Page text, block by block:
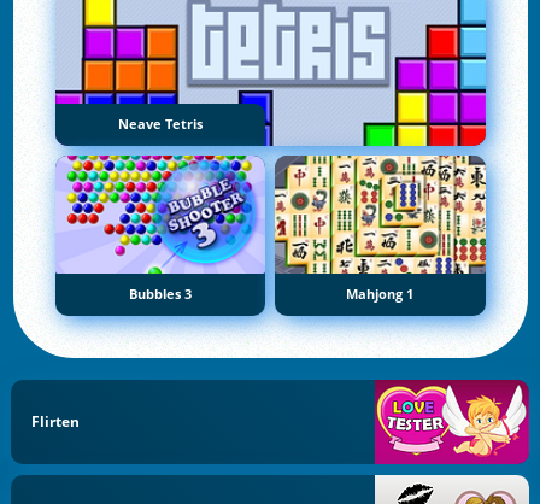
Neave Tetris
Bubbles 3 Mahjong 1
Flirten